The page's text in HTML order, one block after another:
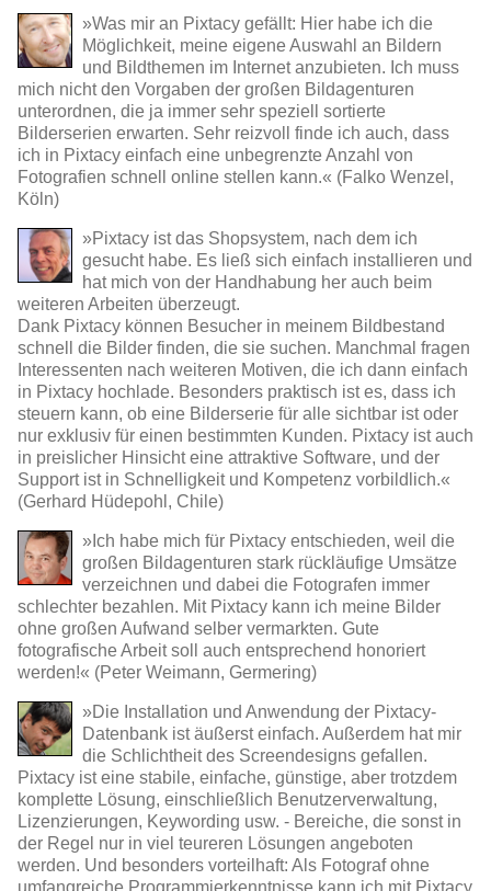
»Was mir an Pixtacy gefällt: Hier habe ich die
Möglichkeit, meine eigene Auswahl an Bildern
und Bildthemen im Internet anzubieten. Ich muss
mich nicht den Vorgaben der großen Bildagenturen
unterordnen, die ja immer sehr speziell sortierte
Bilderserien erwarten. Sehr reizvoll finde ich auch, dass
ich in Pixtacy einfach eine unbegrenzte Anzahl von
Fotografien schnell online stellen kann.« (Falko Wenzel,
Köln)
»Pixtacy ist das Shopsystem, nach dem ich
gesucht habe. Es ließ sich einfach installieren und
hat mich von der Handhabung her auch beim
weiteren Arbeiten überzeugt.
Dank Pixtacy können Besucher in meinem Bildbestand
schnell die Bilder finden, die sie suchen. Manchmal fragen
Interessenten nach weiteren Motiven, die ich dann einfach
in Pixtacy hochlade. Besonders praktisch ist es, dass ich
steuern kann, ob eine Bilderserie für alle sichtbar ist oder
nur exklusiv für einen bestimmten Kunden. Pixtacy ist auch
in preislicher Hinsicht eine attraktive Software, und der
Support ist in Schnelligkeit und Kompetenz vorbildlich.«
(Gerhard Hüdepohl, Chile)
»Ich habe mich für Pixtacy entschieden, weil die
großen Bildagenturen stark rückläufige Umsätze
verzeichnen und dabei die Fotografen immer
schlechter bezahlen. Mit Pixtacy kann ich meine Bilder
ohne großen Aufwand selber vermarkten. Gute
fotografische Arbeit soll auch entsprechend honoriert
werden!« (Peter Weimann, Germering)
»Die Installation und Anwendung der Pixtacy-
Datenbank ist äußerst einfach. Außerdem hat mir
die Schlichtheit des Screendesigns gefallen.
Pixtacy ist eine stabile, einfache, günstige, aber trotzdem
komplette Lösung, einschließlich Benutzerverwaltung,
Lizenzierungen, Keywording usw. - Bereiche, die sonst in
der Regel nur in viel teureren Lösungen angeboten
werden. Und besonders vorteilhaft: Als Fotograf ohne
umfangreiche Programmierkenntnisse kann ich mit Pixtacy